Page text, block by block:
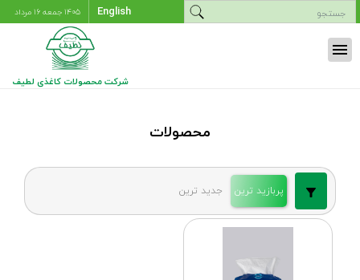
English ۱۴۰۵ جمعه ۱۶ مرداد
menu
شرکت محصولات کاغذی لطیف
محصولات
پربازید ترین جدید ترین